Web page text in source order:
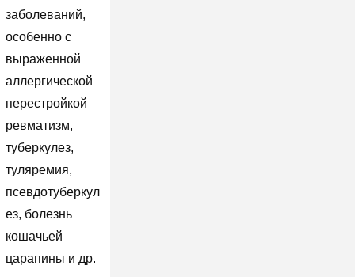
заболеваний,
особенно с
выраженной
аллергической
перестройкой
ревматизм,
туберкулез,
туляремия,
псевдотуберкул
ез, болезнь
кошачьей
царапины и др.